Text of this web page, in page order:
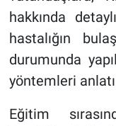
hakkında
hastalığın
durumunda
yöntemleri
Eğitim